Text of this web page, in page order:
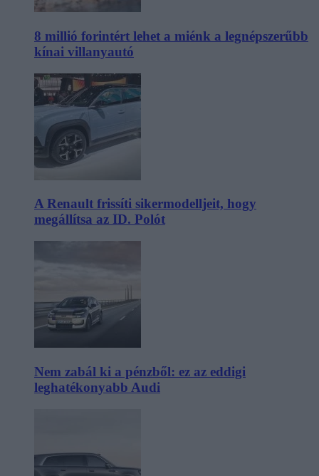
8 millió forintért lehet a miénk a legnépszerűbb
kínai villanyautó
A Renault frissíti sikermodelljeit, hogy
megállítsa az ID. Polót
Nem zabál ki a pénzből: ez az eddigi
leghatékonyabb Audi